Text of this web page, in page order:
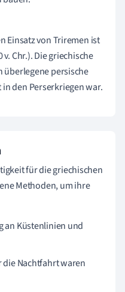
Einsatz von Triremen ist
Chr.). Die griechische
überlegene persische
den Perserkriegen war.
für die griechischen
Methoden, um ihre
an Küstenlinien und
Nachtfahrt waren